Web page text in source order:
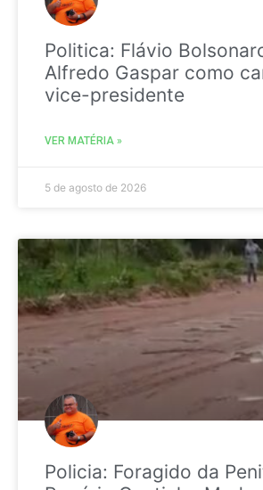
Politica: Flávio
Alfredo Gaspar como
vice-presidente
VER MATÉRIA »
5 de agosto de 2026
Policia: Foragido da